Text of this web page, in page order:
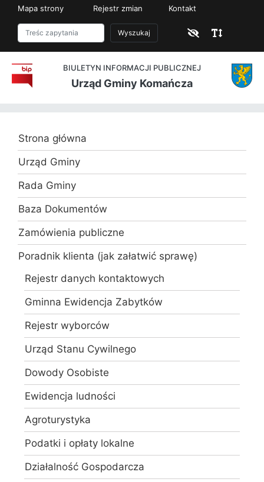
Mapa strony Rejestr zmian Kontakt
Wyszukaj
BIULETYN INFORMACJI PUBLICZNEJ
Urząd Gminy Komańcza
Strona główna
Urząd Gminy
Rada Gminy
Baza Dokumentów
Zamówienia publiczne
Poradnik klienta (jak załatwić sprawę)
Rejestr danych kontaktowych
Gminna Ewidencja Zabytków
Rejestr wyborców
Urząd Stanu Cywilnego
Dowody Osobiste
Ewidencja ludności
Agroturystyka
Podatki i opłaty lokalne
Działalność Gospodarcza